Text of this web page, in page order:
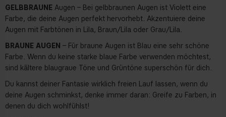
GELBBRAUNE Augen – Bei gelbbraunen Augen ist Violett eine
Farbe, die deine Augen perfekt hervorhebt. Akzentuiere deine
Augen mit Farbtönen in Lila, Braun/Lila oder Grau/Lila.
BRAUNE AUGEN – Für braune Augen ist Blau eine sehr schöne
Farbe. Wenn du keine starke blaue Farbe verwenden möchtest,
sind kältere blaugraue Töne und Grüntöne superschön für dich.
Du kannst deiner Fantasie wirklich freien Lauf lassen, wenn du
deine Augen schminkst, denke immer daran: Greife zu Farben, in
denen du dich wohlfühlst!